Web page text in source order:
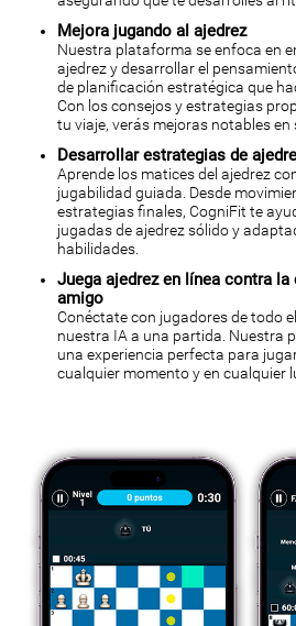
Mejora jugando al ajedrez
Nuestra plataforma se enfoca en
ajedrez y desarrollar el
de planificación estratégica que
Con los consejos y estrategias
tu viaje, verás mejoras notables en
Desarrollar estrategias de
Aprende los matices del ajedrez
jugabilidad guiada. Desde
estrategias finales, CogniFit te
jugadas de ajedrez sólido y
habilidades.
Juega ajedrez en línea contra
amigo
Conéctate con jugadores de todo
nuestra IA a una partida. Nuestra
una experiencia perfecta para
cualquier momento y en cualquier